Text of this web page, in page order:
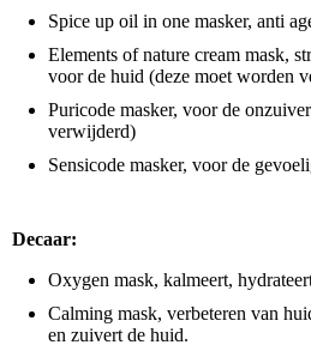
Spice up oil in one masker, anti
Elements of nature cream mask,
voor de huid (deze moet worden
Puricode masker, voor de
verwijderd)
Sensicode masker, voor de
Decaar:
Oxygen mask, kalmeert,
Calming mask, verbeteren van
en zuivert de huid.